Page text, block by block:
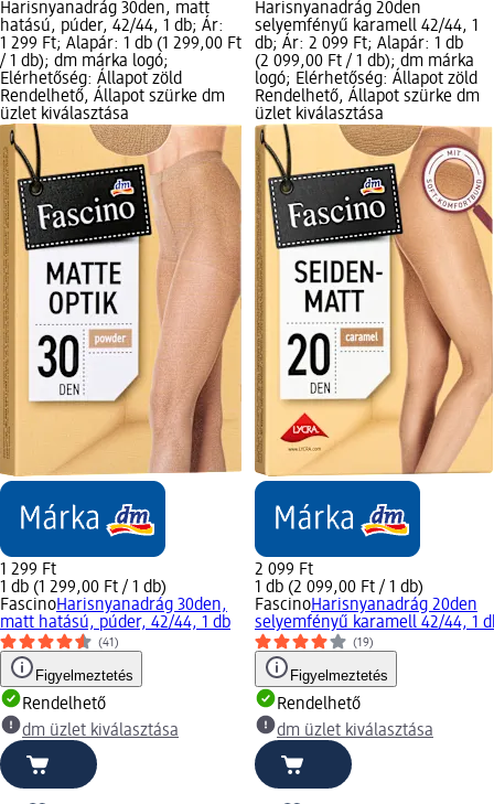
Harisnyanadrág 30den, matt
hatású, púder, 42/44, 1 db; Ár:
1 299 Ft; Alapár: 1 db (1 299,00 Ft
/ 1 db); dm márka logó;
Elérhetőség: Állapot zöld
Rendelhető, Állapot szürke dm
üzlet kiválasztása
1 299 Ft
1 db (1 299,00 Ft / 1 db)
FascinoHarisnyanadrág 30den,
matt hatású, púder, 42/44, 1 db
(41)
Figyelmeztetés
Rendelhető
dm üzlet kiválasztása
Harisnyanadrág 20den
selyemfényű karamell 42/44, 1
db; Ár: 2 099 Ft; Alapár: 1 db
(2 099,00 Ft / 1 db); dm márka
logó; Elérhetőség: Állapot zöld
Rendelhető, Állapot szürke dm
üzlet kiválasztása
2 099 Ft
1 db (2 099,00 Ft / 1 db)
FascinoHarisnyanadrág 20den
selyemfényű karamell 42/44, 1
(19)
Figyelmeztetés
Rendelhető
dm üzlet kiválasztása